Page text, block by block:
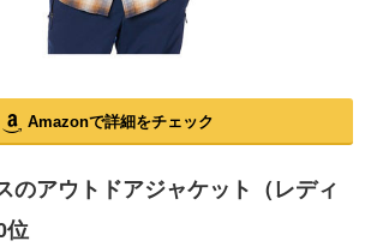
Amazonで詳細をチェック
のアウトドアジャケット（レディ
位